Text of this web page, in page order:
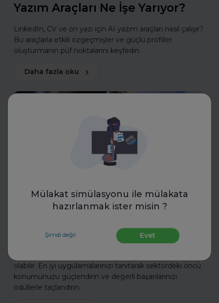
Mülakat simülasyonu ile mülakata
hazırlanmak ister misin ?
Şimdi değil Evet
Yazım Araçları Ne İşe Yarıyor?
LinkedIn, CV ve ön yazı için AI yazım araçları nasıl çalışır?
Bu araçlarla etkili özgeçmişler ve güçlü profiller
oluşturmanın püf noktalarını keşfedin.
Daha fazla oku
olabilir. En iyi uygulamalarınızı tanıtarak sektördeki öncü
konumunuzu güçlendirin ve değerli başarılarınızı
ödüllerle taçlandırın.